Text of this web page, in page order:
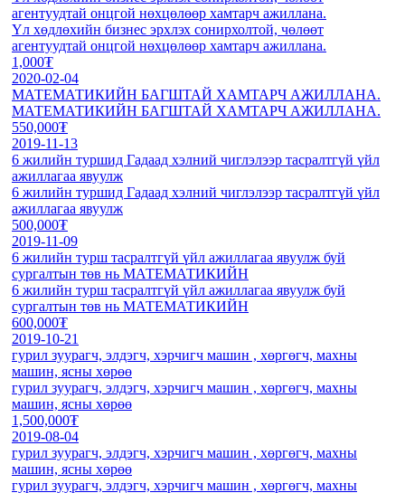
агентуудтай онцгой нөхцөлөөр хамтарч ажиллана.
Үл хөдлөхийн бизнес эрхлэх сонирхолтой, чөлөөт
агентуудтай онцгой нөхцөлөөр хамтарч ажиллана.
1,000₮
2020-02-04
МАТЕМАТИКИЙН БАГШТАЙ ХАМТАРЧ АЖИЛЛАНА.
МАТЕМАТИКИЙН БАГШТАЙ ХАМТАРЧ АЖИЛЛАНА.
550,000₮
2019-11-13
6 жилийн туршид Гадаад хэлний чиглэлээр тасралтгүй үйл
ажиллагаа явуулж
6 жилийн туршид Гадаад хэлний чиглэлээр тасралтгүй үйл
ажиллагаа явуулж
500,000₮
2019-11-09
6 жилийн турш тасралтгүй үйл ажиллагаа явуулж буй
сургалтын төв нь МАТЕМАТИКИЙН
6 жилийн турш тасралтгүй үйл ажиллагаа явуулж буй
сургалтын төв нь МАТЕМАТИКИЙН
600,000₮
2019-10-21
гурил зуурагч, элдэгч, хэрчигч машин , хөргөгч, махны
машин, ясны хөрөө
гурил зуурагч, элдэгч, хэрчигч машин , хөргөгч, махны
машин, ясны хөрөө
1,500,000₮
2019-08-04
гурил зуурагч, элдэгч, хэрчигч машин , хөргөгч, махны
машин, ясны хөрөө
гурил зуурагч, элдэгч, хэрчигч машин , хөргөгч, махны